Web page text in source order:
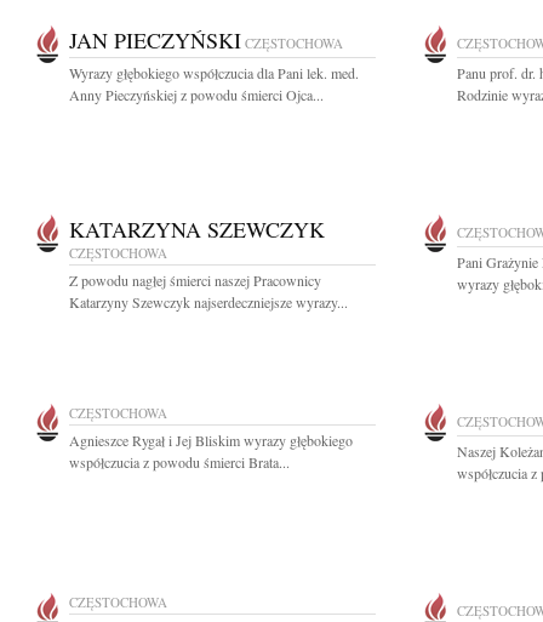
JAN PIECZYŃSKI CZĘSTOCHOWA
Wyrazy głębokiego współczucia dla Pani lek. med.
Anny Pieczyńskiej z powodu śmierci Ojca...
Panu prof. dr.
Rodzinie
KATARZYNA SZEWCZYK
CZĘSTOCHOWA
Z powodu nagłej śmierci naszej Pracownicy
Katarzyny Szewczyk najserdeczniejsze wyrazy...
Pani
wyrazy
CZĘSTOCHOWA
Agnieszce Rygał i Jej Bliskim wyrazy głębokiego
współczucia z powodu śmierci Brata...
Naszej
współczucia
CZĘSTOCHOWA